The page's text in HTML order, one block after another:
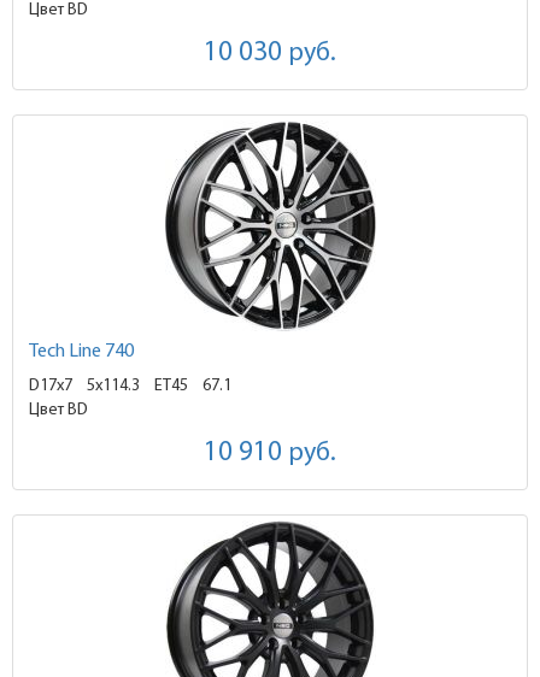
Цвет BD
10 030 руб.
Tech Line 740
D17x7 5x114.3 ET45
67.1
Цвет BD
10 910 руб.